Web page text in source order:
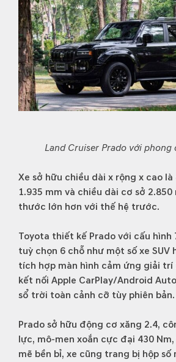
Land Cruiser Prado với phong
Xe sở hữu chiều dài x rộng x cao là
1.935 mm và chiều dài cơ sở 2.850
thước lớn hơn với thế hệ trước.
Toyota thiết kế Prado với cấu hình
tuỳ chọn 6 chỗ như một số xe SUV
tích hợp màn hình cảm ứng giải trí
kết nối Apple CarPlay/Android
sổ trời toàn cảnh cỡ tùy phiên bản.
Prado sở hữu động cơ xăng 2.4,
lực, mô-men xoắn cực đại 430
mẽ bền bỉ, xe cũng trang bị hộp số